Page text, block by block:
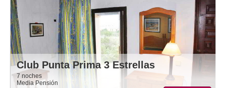
Club Punta Prima 3 Estrellas
7 noches
Media Pensión